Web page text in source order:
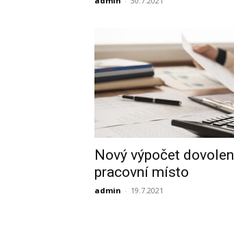
Nový výpočet
pracovní místo
admin - 19.7.2021